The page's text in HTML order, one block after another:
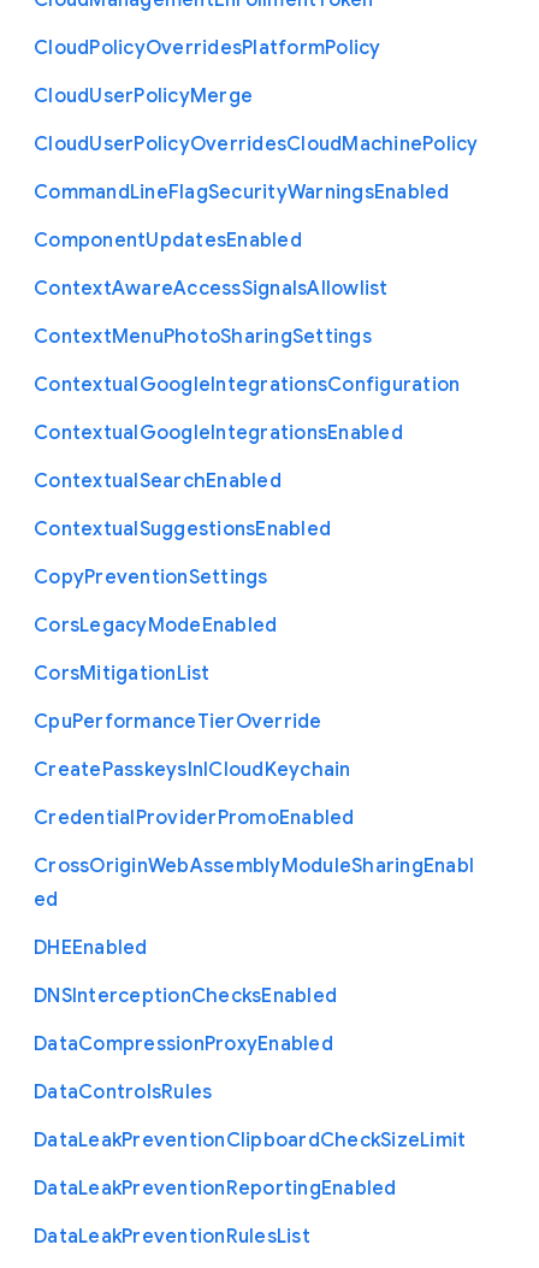
CloudPolicyOverridesPlatformPolicy
CloudUserPolicyMerge
CloudUserPolicyOverridesCloudMachinePolicy
CommandLineFlagSecurityWarningsEnabled
ComponentUpdatesEnabled
ContextAwareAccessSignalsAllowlist
ContextMenuPhotoSharingSettings
ContextualGoogleIntegrationsConfiguration
ContextualGoogleIntegrationsEnabled
ContextualSearchEnabled
ContextualSuggestionsEnabled
CopyPreventionSettings
CorsLegacyModeEnabled
CorsMitigationList
CpuPerformanceTierOverride
CreatePasskeysInICloudKeychain
CredentialProviderPromoEnabled
CrossOriginWebAssemblyModuleSharingEnabl
ed
DHEEnabled
DNSInterceptionChecksEnabled
DataCompressionProxyEnabled
DataControlsRules
DataLeakPreventionClipboardCheckSizeLimit
DataLeakPreventionReportingEnabled
DataLeakPreventionRulesList